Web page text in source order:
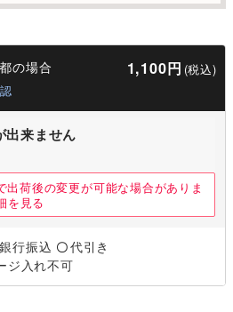
の場合 1,100円 (税込)
出来ません
荷後の変更が可能な場合がありま
を見る
銀行振込 〇代引き
ジ入れ不可